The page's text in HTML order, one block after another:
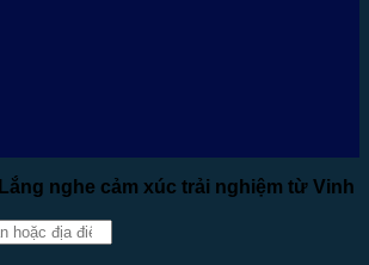
Lắng nghe cảm xúc trải nghiệm từ Vinh